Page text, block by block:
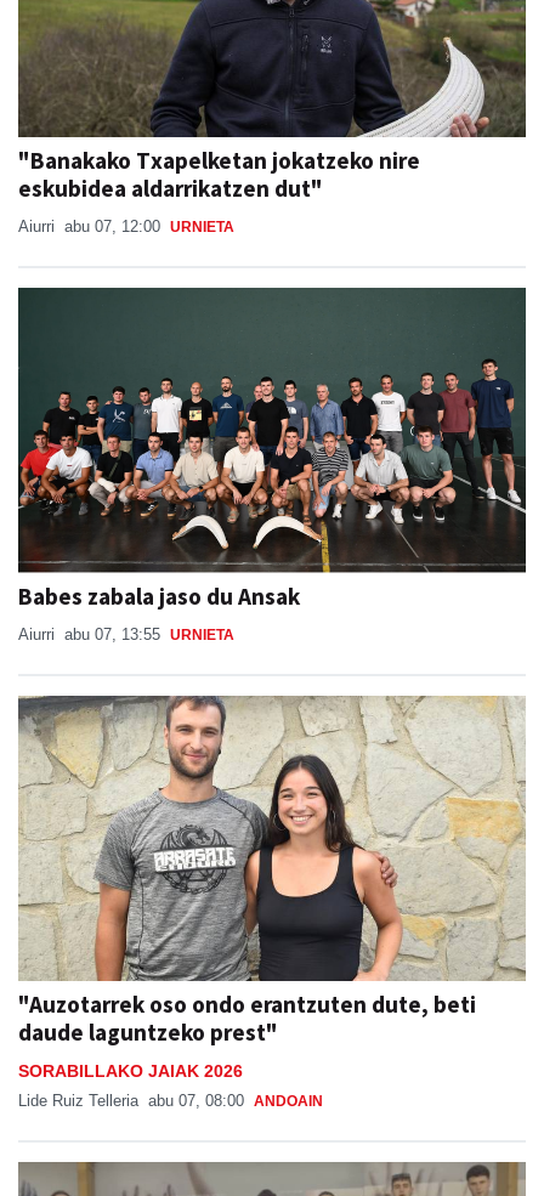
"Banakako Txapelketan jokatzeko nire
eskubidea aldarrikatzen dut"
Aiurri abu 07, 12:00 URNIETA
Babes zabala jaso du Ansak
Aiurri abu 07, 13:55 URNIETA
"Auzotarrek oso ondo erantzuten dute, beti
daude laguntzeko prest"
SORABILLAKO JAIAK 2026
Lide Ruiz Telleria abu 07, 08:00 ANDOAIN